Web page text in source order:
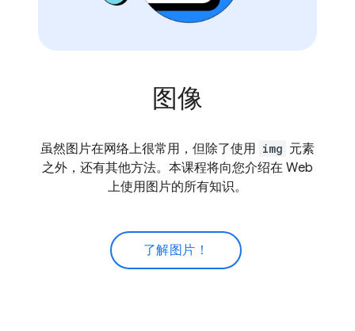
图像
虽然图片在网络上很常用，但除了使用 img 元素
之外，还有其他方法。本课程将向您介绍在 Web
上使用图片的所有知识。
了解图片！